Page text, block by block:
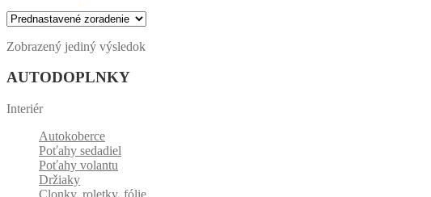
Zobrazený jediný výsledok
AUTODOPLNKY
Interiér
Autokoberce
Poťahy sedadiel
Poťahy volantu
Držiaky